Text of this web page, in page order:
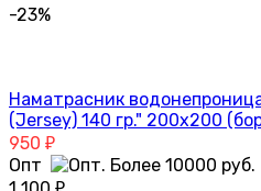
-23%
Наматрасник
(Jersey) 140 гр." 200х200
950 ₽
Опт
₽